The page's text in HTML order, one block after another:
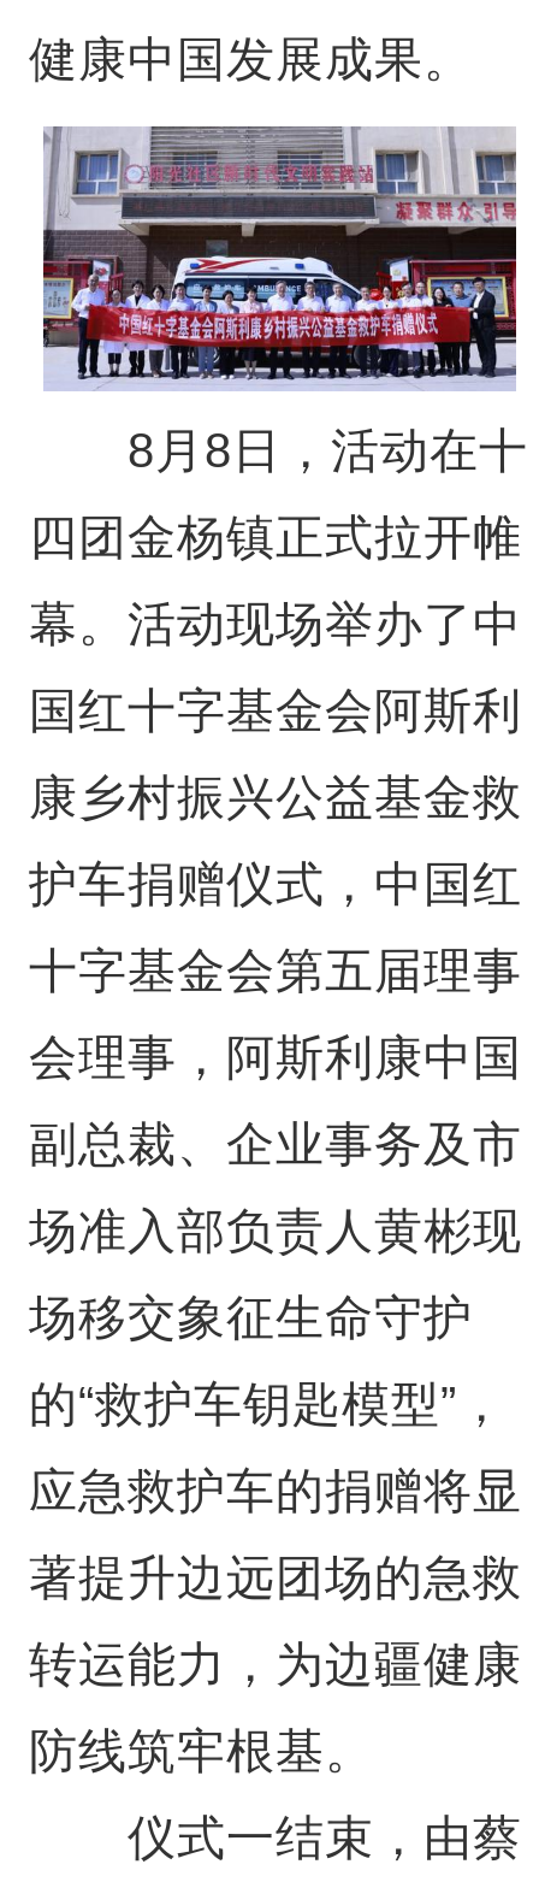
健康中国发展成果。
8月8日，活动在十
四团金杨镇正式拉开帷
幕。活动现场举办了中
国红十字基金会阿斯利
康乡村振兴公益基金救
护车捐赠仪式，中国红
十字基金会第五届理事
会理事，阿斯利康中国
副总裁、企业事务及市
场准入部负责人黄彬现
场移交象征生命守护
的“救护车钥匙模型”，
应急救护车的捐赠将显
著提升边远团场的急救
转运能力，为边疆健康
防线筑牢根基。
仪式一结束，由蔡